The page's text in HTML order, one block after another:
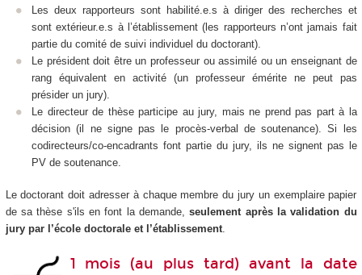
Les deux rapporteurs sont habilité.e.s à diriger des recherches et
sont extérieur.e.s à l’établissement (les rapporteurs n’ont jamais fait
partie du comité de suivi individuel du doctorant).
Le président doit être un professeur ou assimilé ou un enseignant de
rang équivalent en activité (un professeur émérite ne peut pas
présider un jury).
Le directeur de thèse participe au jury, mais ne prend pas part à la
décision (il ne signe pas le procès-verbal de soutenance). Si les
codirecteurs/co-encadrants font partie du jury, ils ne signent pas le
PV de soutenance.
Le doctorant doit adresser à chaque membre du jury un exemplaire papier
de sa thèse s'ils en font la demande,seulement après la validation du
jury par l’école doctorale et l’établissement.
1 mois (au plus tard) avant la date